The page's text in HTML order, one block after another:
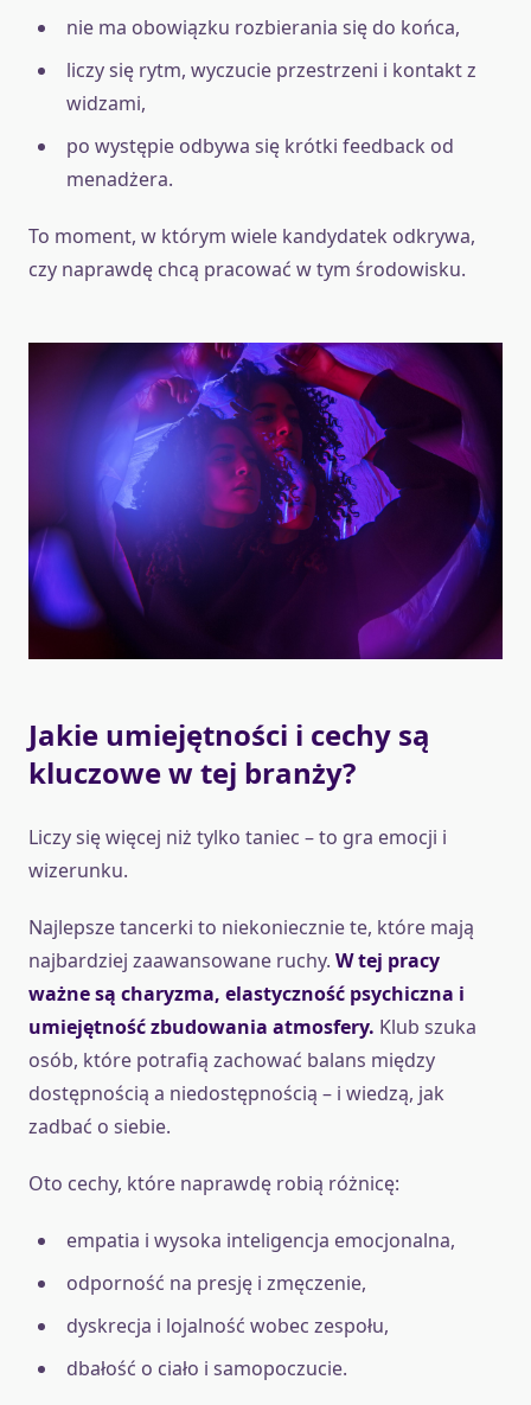
nie ma obowiązku rozbierania się do końca,
liczy się rytm, wyczucie przestrzeni i kontakt z
widzami,
po występie odbywa się krótki feedback od
menadżera.
To moment, w którym wiele kandydatek odkrywa,
czy naprawdę chcą pracować w tym środowisku.
Jakie umiejętności i cechy są
kluczowe w tej branży?
Liczy się więcej niż tylko taniec – to gra emocji i
wizerunku.
Najlepsze tancerki to niekoniecznie te, które mają
najbardziej zaawansowane ruchy. W tej pracy
ważne są charyzma, elastyczność psychiczna i
umiejętność zbudowania atmosfery. Klub szuka
osób, które potrafią zachować balans między
dostępnością a niedostępnością – i wiedzą, jak
zadbać o siebie.
Oto cechy, które naprawdę robią różnicę:
empatia i wysoka inteligencja emocjonalna,
odporność na presję i zmęczenie,
dyskrecja i lojalność wobec zespołu,
dbałość o ciało i samopoczucie.